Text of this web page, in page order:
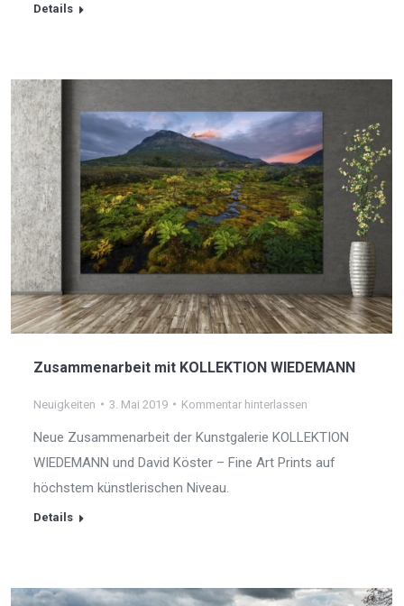
Details
Zusammenarbeit mit KOLLEKTION WIEDEMANN
Neuigkeiten 3. Mai 2019 Kommentar hinterlassen
Neue Zusammenarbeit der Kunstgalerie KOLLEKTION
WIEDEMANN und David Köster – Fine Art Prints auf
höchstem künstlerischen Niveau.
Details